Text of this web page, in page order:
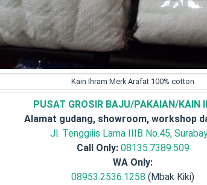
Kain Ihram Merk Arafat 100% cotton
PUSAT GROSIR BAJU/PAKAIAN/KAIN
Alamat gudang, showroom, workshop
Jl. Tenggilis Lama IIIB No.45,
Call Only: 08135.7389.509
WA Only:
08953.2536.1258 (Mbak Kiki)